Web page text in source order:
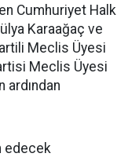
Cumhuriyet Halk
Karaağaç ve
Meclis Üyesi
Meclis Üyesi
ardından
edecek